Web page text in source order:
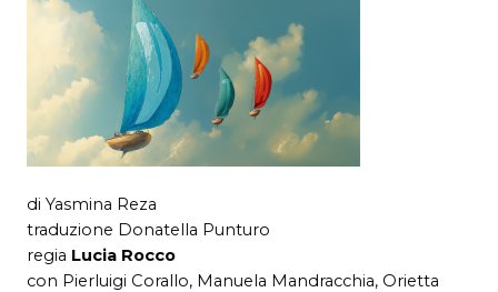
di Yasmina Reza
traduzione Donatella Punturo
regia Lucia Rocco
con Pierluigi Corallo, Manuela Mandracchia, Orietta